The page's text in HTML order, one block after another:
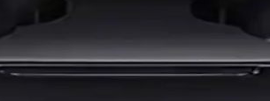
uygulamalar ve güvenlik ipuçlarıyla
Kablosuz Bağlantı
adaptör, kolay kurulumu ve çift bant